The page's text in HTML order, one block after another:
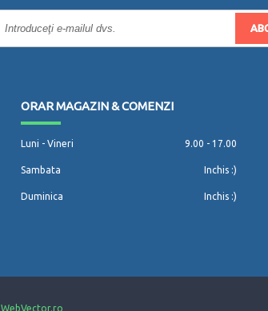
ORAR MAGAZIN & COMENZI
Luni - Vineri 9.00 - 17.00
Sambata Inchis :)
Duminica Inchis :)
WebVector.ro